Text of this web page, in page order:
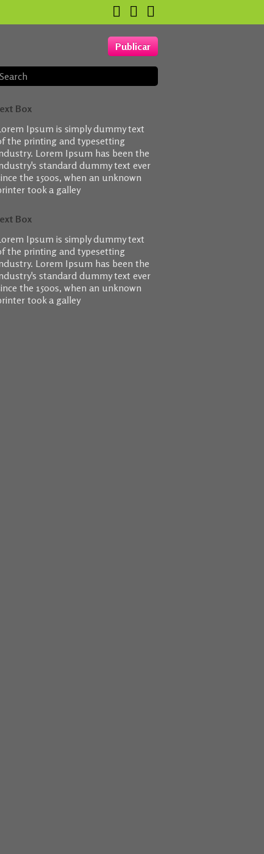
Publicar
Box
Ipsum is simply dummy text
the printing and typesetting
Lorem Ipsum has been the
standard dummy text ever
the 1500s, when an unknown
took a galley
Box
Ipsum is simply dummy text
the printing and typesetting
Lorem Ipsum has been the
standard dummy text ever
the 1500s, when an unknown
took a galley